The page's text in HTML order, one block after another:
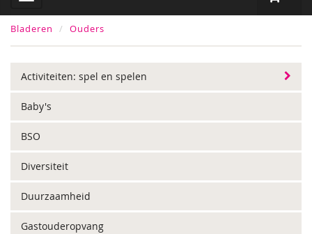
Bladeren Ouders
Activiteiten: spel en spelen
Baby's
BSO
Diversiteit
Duurzaamheid
Gastouderopvang